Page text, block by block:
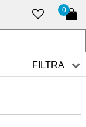
0
FILTRA